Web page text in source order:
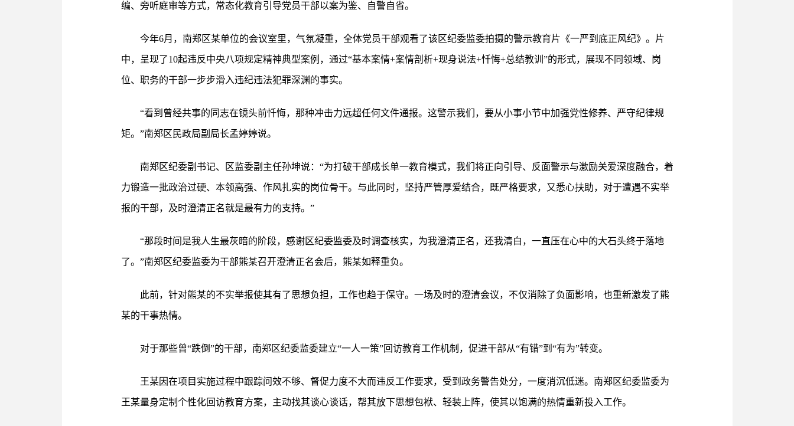
编、旁听庭审等方式，常态化教育引导党员干部以案为鉴、自警自省。
今年6月，南郑区某单位的会议室里，气氛凝重，全体党员干部观看了该区纪委监委拍摄的警示教育片《一严到底正风纪》。片
中，呈现了10起违反中央八项规定精神典型案例，通过“基本案情+案情剖析+现身说法+忏悔+总结教训”的形式，展现不同领域、岗
位、职务的干部一步步滑入违纪违法犯罪深渊的事实。
“看到曾经共事的同志在镜头前忏悔，那种冲击力远超任何文件通报。这警示我们，要从小事小节中加强党性修养、严守纪律规
矩。”南郑区民政局副局长孟婷婷说。
南郑区纪委副书记、区监委副主任孙坤说：“为打破干部成长单一教育模式，我们将正向引导、反面警示与激励关爱深度融合，着
力锻造一批政治过硬、本领高强、作风扎实的岗位骨干。与此同时，坚持严管厚爱结合，既严格要求，又悉心扶助，对于遭遇不实举
报的干部，及时澄清正名就是最有力的支持。”
“那段时间是我人生最灰暗的阶段，感谢区纪委监委及时调查核实，为我澄清正名，还我清白，一直压在心中的大石头终于落地
了。”南郑区纪委监委为干部熊某召开澄清正名会后，熊某如释重负。
此前，针对熊某的不实举报使其有了思想负担，工作也趋于保守。一场及时的澄清会议，不仅消除了负面影响，也重新激发了熊
某的干事热情。
对于那些曾“跌倒”的干部，南郑区纪委监委建立“一人一策”回访教育工作机制，促进干部从“有错”到“有为”转变。
王某因在项目实施过程中跟踪问效不够、督促力度不大而违反工作要求，受到政务警告处分，一度消沉低迷。南郑区纪委监委为
王某量身定制个性化回访教育方案，主动找其谈心谈话，帮其放下思想包袱、轻装上阵，使其以饱满的热情重新投入工作。